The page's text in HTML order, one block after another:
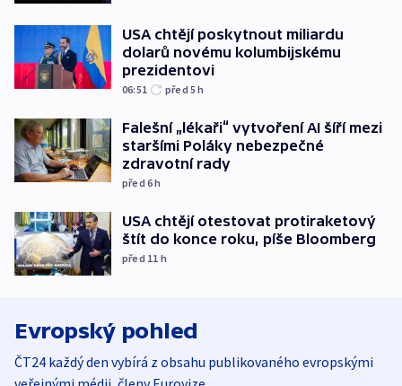
USA chtějí poskytnout miliardu
dolarů novému kolumbijskému
prezidentovi
06:51 před 5h
Falešní „lékaři“ vytvoření AI šíří mezi
staršími Poláky nebezpečné
zdravotní rady
před 6h
USA chtějí otestovat protiraketový
štít do konce roku, píše Bloomberg
před 11 h
Evropský pohled
ČT24 každý den vybírá z obsahu publikovaného evropskými